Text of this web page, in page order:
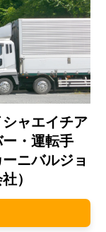
ャエイチア
・運転手
ニバルジョ
）